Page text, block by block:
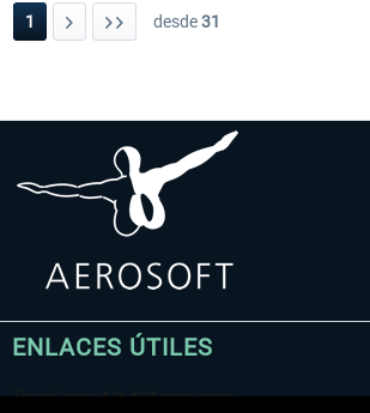
1 desde31
ENLACES ÚTILES